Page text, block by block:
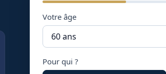
Votre âge
Pour qui ?